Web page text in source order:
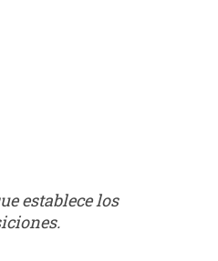
establece los